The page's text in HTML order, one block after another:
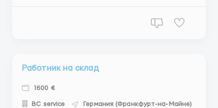
мужчины!!!) Без ограничения по возрасту Опыт
Работник на склад
1600 €
BC service Германия (Франкфурт-на-Майне)